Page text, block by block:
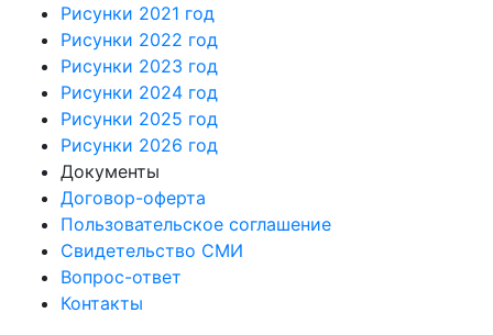
Рисунки 2021 год
Рисунки 2022 год
Рисунки 2023 год
Рисунки 2024 год
Рисунки 2025 год
Рисунки 2026 год
Документы
Договор-оферта
Пользовательское соглашение
Свидетельство СМИ
Вопрос-ответ
Контакты